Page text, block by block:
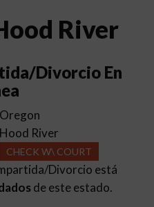
River
Divorcio En
Oregon
Hood River
CHECK W\ COURT
Divorcio está
de este estado.